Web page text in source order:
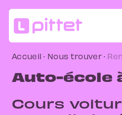
Accueil · Nous trouver ·
Auto-école
Cours